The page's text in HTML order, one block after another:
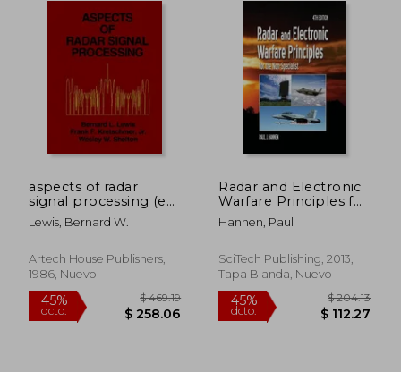
45% 40%
dcto.
aspects of radar
signal processing (en
Inglés)
Lewis, Bernard W.
Artech House Publishers,
1986, Nuevo
Radar and Electronic
Warfare Principles for
the Non-Specialist
(Electromagnetics
Hannen, Paul
SciTech Publishing, 2013,
Tapa Blanda, Nuevo